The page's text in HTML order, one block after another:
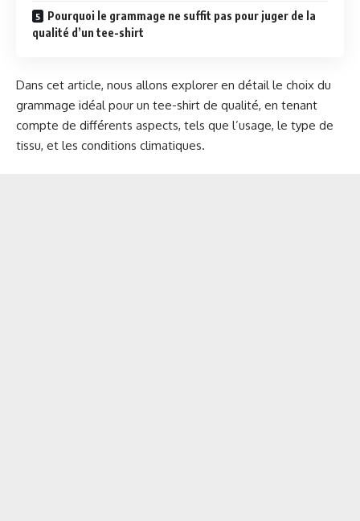
Pourquoi le grammage ne suffit pas pour juger de la
qualité d’un tee-shirt
Dans cet article, nous allons explorer en détail le choix du
grammage idéal pour un tee-shirt de qualité, en tenant
compte de différents aspects, tels que l’usage, le type de
tissu, et les conditions climatiques.